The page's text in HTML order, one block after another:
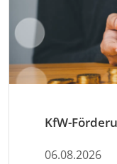
06.08.2026